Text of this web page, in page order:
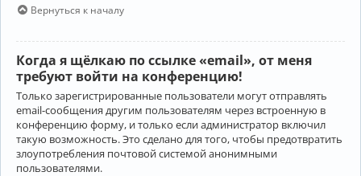
Вернуться к началу
Когда я щёлкаю по ссылке «email», от меня
требуют войти на конференцию!
Только зарегистрированные пользователи могут отправлять
email-сообщения другим пользователям через встроенную в
конференцию форму, и только если администратор включил
такую возможность. Это сделано для того, чтобы предотвратить
злоупотребления почтовой системой анонимными
пользователями.